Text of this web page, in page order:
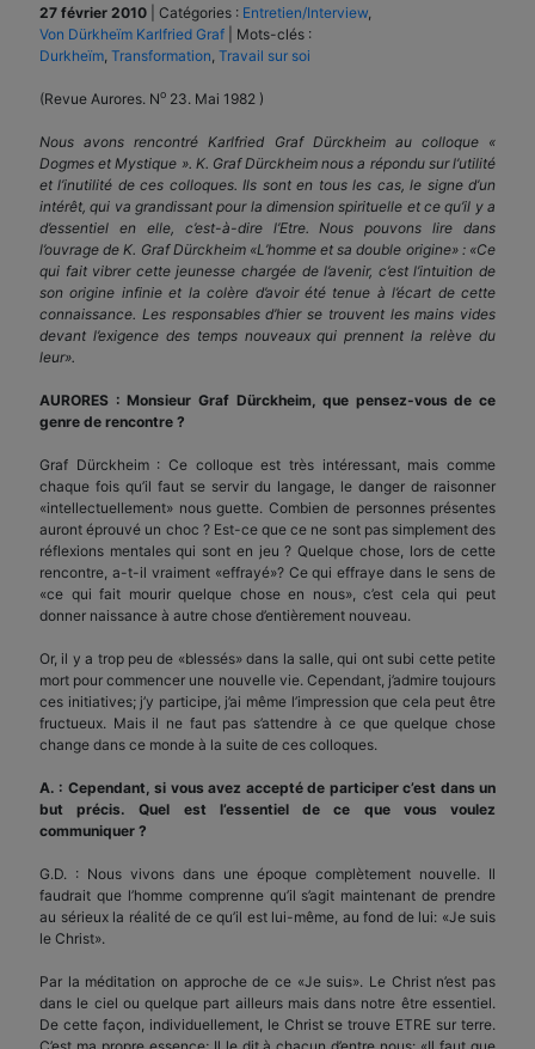
27 février 2010 Catégories : Entretien/Interview
Von Dürkheïm Karlfried Graf
Mots-clés :
Durkheïm Transformation Travail sur soi
(Revue Aurores. No 23. Mai 1982 )
Nous avons rencontré Karlfried Graf Dürckheim au colloque «
Dogmes et Mystique ». K. Graf Dürckheim nous a répondu sur l’utilité
et l’inutilité de ces colloques. Ils sont en tous les cas, le signe d’un
intérêt, qui va grandissant pour la dimension spirituelle et ce qu’il y a
d’essentiel en elle, c’est-à-dire l’Etre. Nous pouvons lire dans
l’ouvrage de K. Graf Dürckheim «L’homme et sa double origine» : «Ce
qui fait vibrer cette jeunesse chargée de l’avenir, c’est l’intuition de
son origine infinie et la colère d’avoir été tenue à l’écart de cette
connaissance. Les responsables d’hier se trouvent les mains vides
devant l’exigence des temps nouveaux qui prennent la relève du
leur».
AURORES : Monsieur Graf Dürckheim, que pensez-vous de ce
genre de rencontre ?
Graf Dürckheim : Ce colloque est très intéressant, mais comme
chaque fois qu’il faut se servir du langage, le danger de raisonner
«intellectuellement» nous guette. Combien de personnes présentes
auront éprouvé un choc ? Est-ce que ce ne sont pas simplement des
réflexions mentales qui sont en jeu ? Quelque chose, lors de cette
rencontre, a-t-il vraiment «effrayé»? Ce qui effraye dans le sens de
«ce qui fait mourir quelque chose en nous», c’est cela qui peut
donner naissance à autre chose d’entièrement nouveau.
Or, il y a trop peu de «blessés» dans la salle, qui ont subi cette petite
mort pour commencer une nouvelle vie. Cependant, j’admire toujours
ces initiatives; j’y participe, j’ai même l’impression que cela peut être
fructueux. Mais il ne faut pas s’attendre à ce que quelque chose
change dans ce monde à la suite de ces colloques.
A. : Cependant, si vous avez accepté de participer c’est dans un
but précis. Quel est l’essentiel de ce que vous voulez
communiquer ?
G.D. : Nous vivons dans une époque complètement nouvelle. Il
faudrait que l’homme comprenne qu’il s’agit maintenant de prendre
au sérieux la réalité de ce qu’il est lui-même, au fond de lui: «Je suis
le Christ».
Par la méditation on approche de ce «Je suis». Le Christ n’est pas
dans le ciel ou quelque part ailleurs mais dans notre être essentiel.
De cette façon, individuellement, le Christ se trouve ETRE sur terre.